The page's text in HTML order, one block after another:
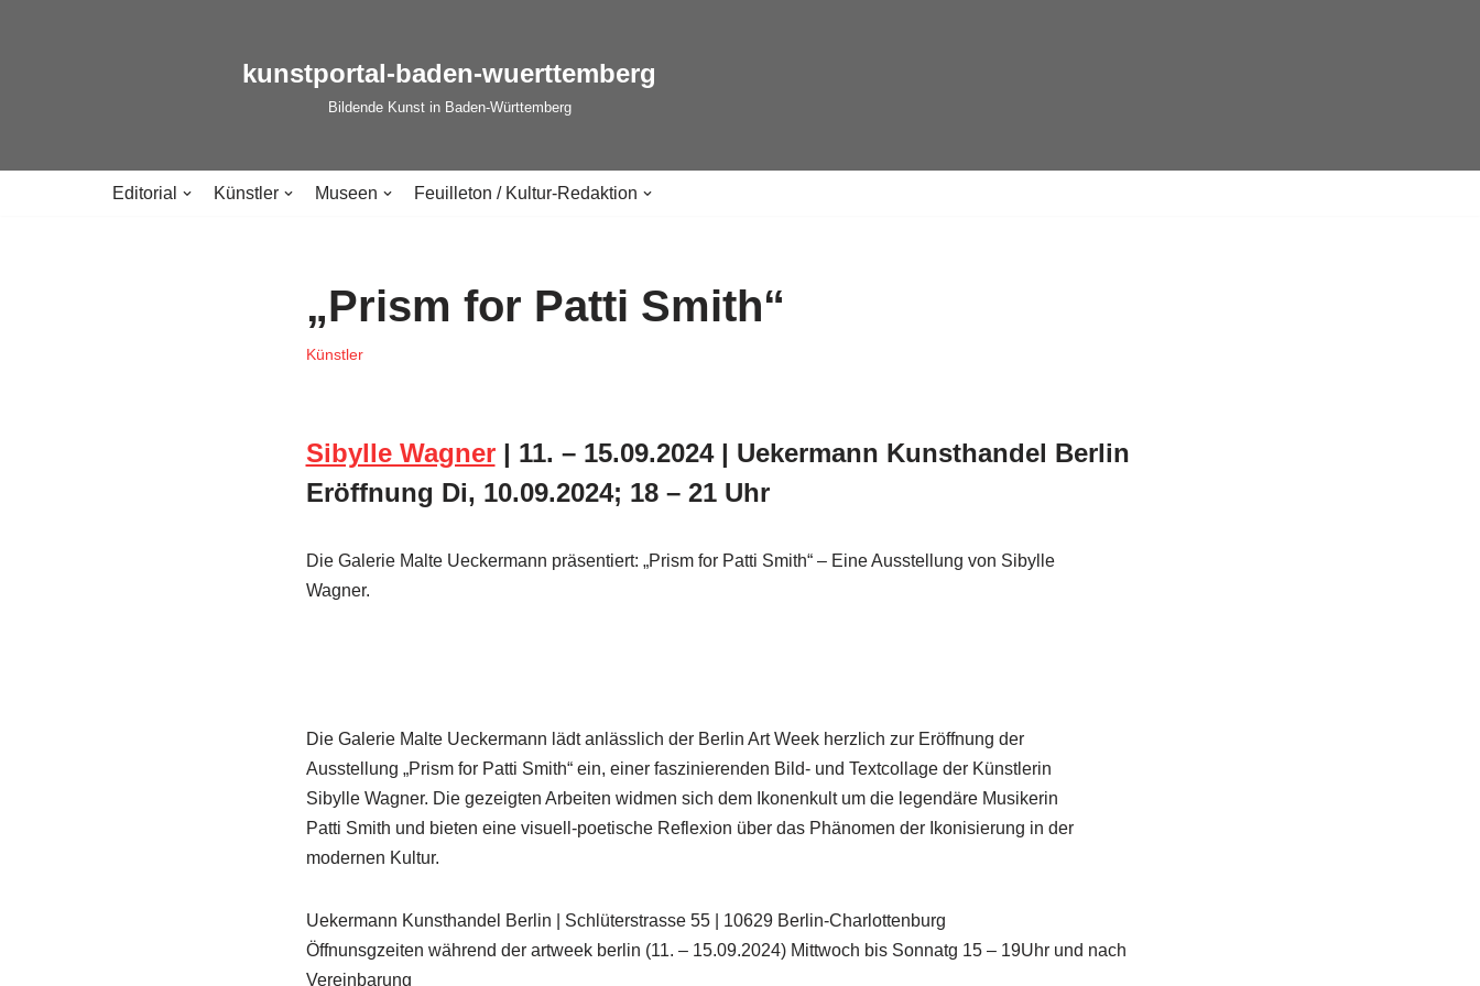
kunstportal-baden-wuerttemberg
Bildende Kunst in Baden-Württemberg
Editorial Künstler Museen Feuilleton / Kultur-Redaktion
„Prism for Patti Smith“
Künstler
Sibylle Wagner| 11. – 15.09.2024 | Uekermann Kunsthandel Berlin
Eröffnung Di, 10.09.2024; 18 – 21 Uhr
Die Galerie Malte Ueckermann präsentiert: „Prism for Patti Smith“ – Eine Ausstellung von Sibylle
Wagner.
Die Galerie Malte Ueckermann lädt anlässlich der Berlin Art Week herzlich zur Eröffnung der
Ausstellung „Prism for Patti Smith“ ein, einer faszinierenden Bild- und Textcollage der Künstlerin
Sibylle Wagner. Die gezeigten Arbeiten widmen sich dem Ikonenkult um die legendäre Musikerin
Patti Smith und bieten eine visuell-poetische Reflexion über das Phänomen der Ikonisierung in der
modernen Kultur.
Uekermann Kunsthandel Berlin | Schlüterstrasse 55 | 10629 Berlin-Charlottenburg
Öffnunsgzeiten während der artweek berlin (11. – 15.09.2024) Mittwoch bis Sonnatg 15 – 19Uhr und nach
Vereinbarung